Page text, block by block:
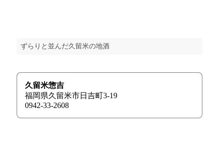
ずらりと並んだ久留米の地酒
久留米惣吉
福岡県久留米市日吉町3-19
0942-33-2608